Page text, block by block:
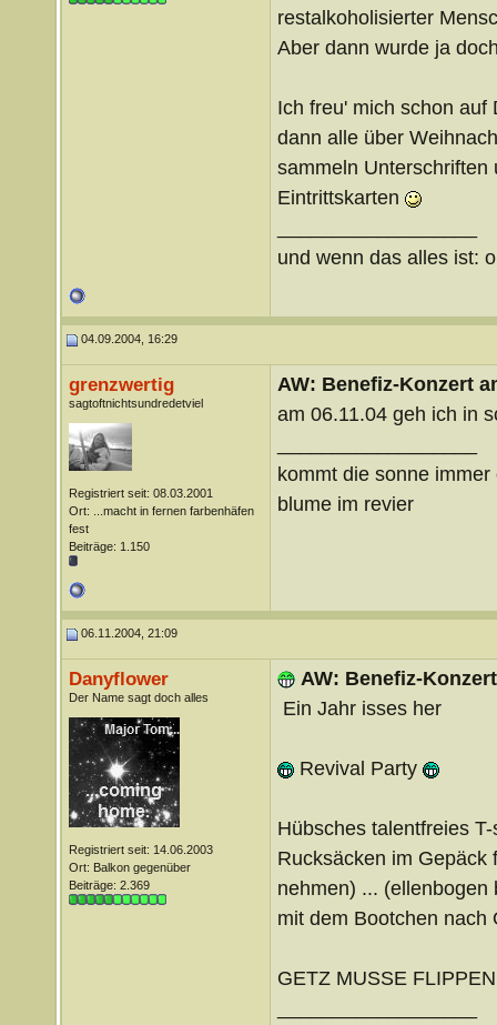
restalkoholisierter
Aber dann wurde ja
Ich freu' mich schon auf
dann alle über
sammeln Unterschriften
Eintrittskarten
und wenn das alles ist:
04.09.2004, 16:29
grenzwertig
sagtoftnichtsundredetviel
Registriert seit: 08.03.2001
Ort: ...macht in fernen farbenhäfen
fest
Beiträge: 1.150
AW: Benefiz-Konzert
am 06.11.04 geh ich in
kommt die sonne
blume im revier
06.11.2004, 21:09
Danyflower
Der Name sagt doch alles
Registriert seit: 14.06.2003
Ort: Balkon gegenüber
Beiträge: 2.369
AW: Benefiz-
Ein Jahr isses her
Revival Party
Hübsches talentfreies
Rucksäcken im Gepäck
nehmen) ...
mit dem Bootchen
GETZ MUSSE